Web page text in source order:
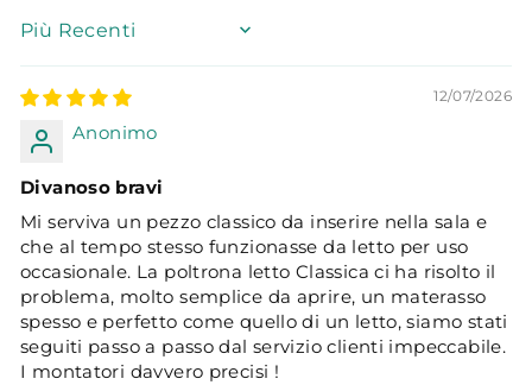
SORT BY
12/07/2026
Anonimo
Divanoso bravi
Mi serviva un pezzo classico da inserire nella sala e
che al tempo stesso funzionasse da letto per uso
occasionale. La poltrona letto Classica ci ha risolto il
problema, molto semplice da aprire, un materasso
spesso e perfetto come quello di un letto, siamo stati
seguiti passo a passo dal servizio clienti impeccabile.
I montatori davvero precisi !